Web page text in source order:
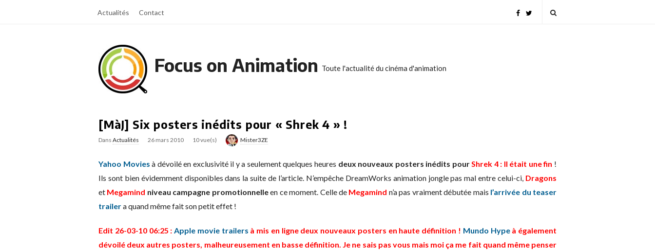
Actualités Contact
Focus on Animation Toute l'actualité du cinéma d'animation
[MàJ] Six posters inédits pour « Shrek 4 » !
Dans Actualités 26 mars 2010 10 vue(s) Mister3ZE
Yahoo Movies à dévoilé en exclusivité il y a seulement quelques heures deux nouveaux posters inédits pourShrek 4 : Il était une fin !
Ils sont bien évidemment disponibles dans la suite de l’article. N’empêche DreamWorks animation jongle pas mal entre celui-ci, Dragons
et Megamind niveau campagne promotionnelleen ce moment. Celle de Megamind n’a pas vraiment débutée mais l’arrivée du teaser
trailera quand même fait son petit effet !
Edit 26-03-10 06:25 :Apple movie trailers à mis en ligne deux nouveaux posters en haute définition ! Mundo Hypeà également
dévoilé deux autres posters, malheureusement en basse définition. Je ne sais pas vous mais moi ça me fait quand même penser